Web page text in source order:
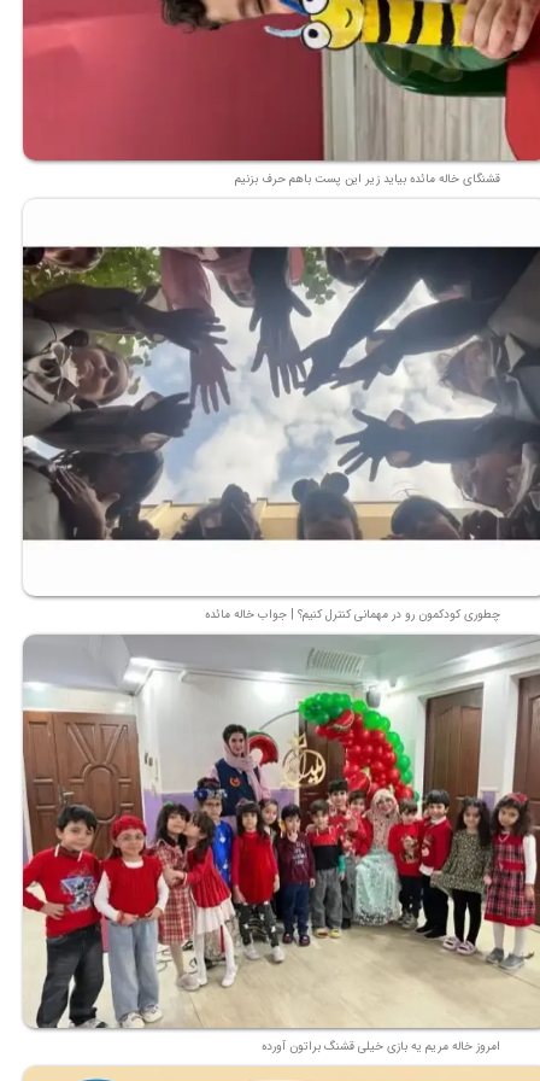
قشنگای خاله مائده بیاید زیر این پست باهم حرف بزنیم
چطوری کودکمون رو در مهمانی کنترل کنیم؟ | جواب خاله مائده
امروز خاله مریم یه بازی خیلی قشنگ براتون آورده